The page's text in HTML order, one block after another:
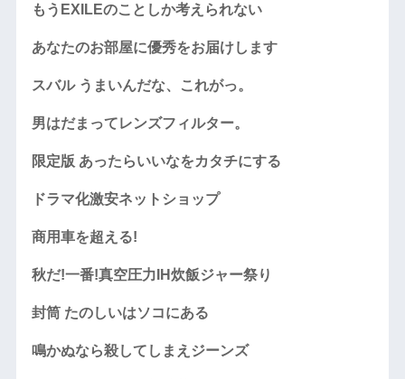
もうEXILEのことしか考えられない
あなたのお部屋に優秀をお届けします
スバル うまいんだな、これがっ。
男はだまってレンズフィルター。
限定版 あったらいいなをカタチにする
ドラマ化激安ネットショップ
商用車を超える!
秋だ!一番!真空圧力IH炊飯ジャー祭り
封筒 たのしいはソコにある
鳴かぬなら殺してしまえジーンズ